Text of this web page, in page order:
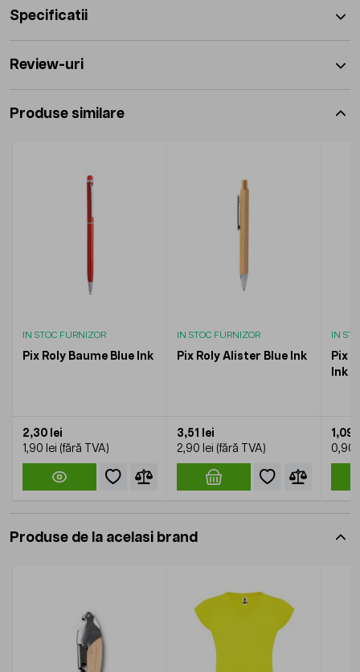
Specificatii
Review-uri
Produse similare
IN STOC FURNIZOR
Pix Roly Baume Blue Ink
2,30 lei
1,90 lei
IN STOC FURNIZOR
Pix Roly Alister Blue Ink
3,51 lei
2,90 lei
IN
Pix
Ink
1,09
0,90
Produse de la acelasi brand